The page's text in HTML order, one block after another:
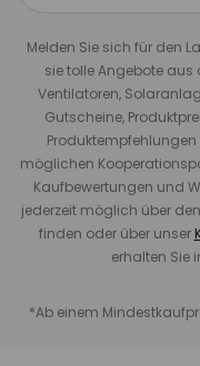
Melden Sie sich für den
sie tolle Angebote
Ventilatoren,
Gutscheine,
möglichen
Kaufbewertungen und
jederzeit möglich über
finden oder über unser
erhalten Sie
*Ab einem